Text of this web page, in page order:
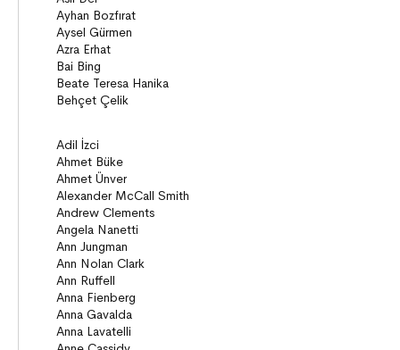
Anlatı
Gizemli Maceralar Koleksiyonu
Diziler
Behiç Ak Yetişkin Kitapları
Öykü